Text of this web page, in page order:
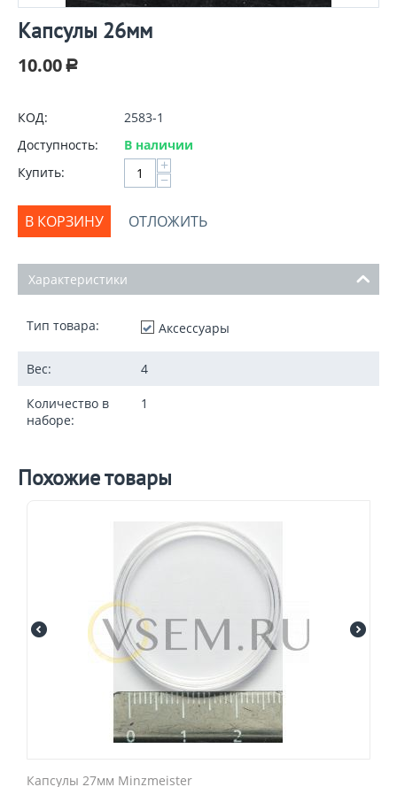
Капсулы 26мм
10.00 Р
КОД:
2583-1
Доступность:
В наличии
Купить:
+
−
В КОРЗИНУ ОТЛОЖИТЬ
Характеристики
Тип товара: Аксессуары
Вес: 4
Количество в
наборе:
1
Похожие товары
Капсулы 27мм Minzmeister